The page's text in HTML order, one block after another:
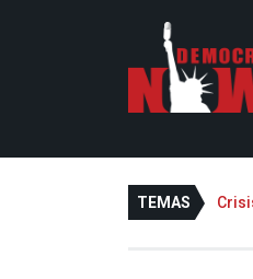
TEMAS